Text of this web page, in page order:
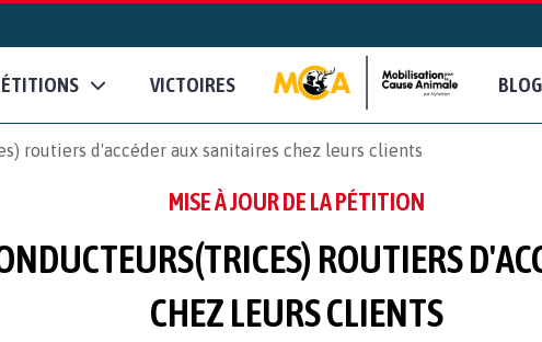
VICTOIRES BLOG
routiers d'accéder aux sanitaires chez leurs clients
MISE À JOUR DE LA PÉTITION
ROUTIERS
CHEZ LEURS CLIENTS